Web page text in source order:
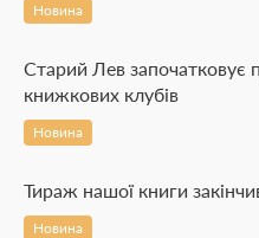
Новина
Старий Лев започатковує
книжкових клубів
Новина
Тираж нашої книги
Новина